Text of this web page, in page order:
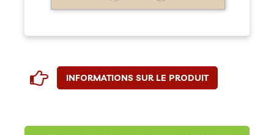
INFORMATIONS SUR LE PRODUIT